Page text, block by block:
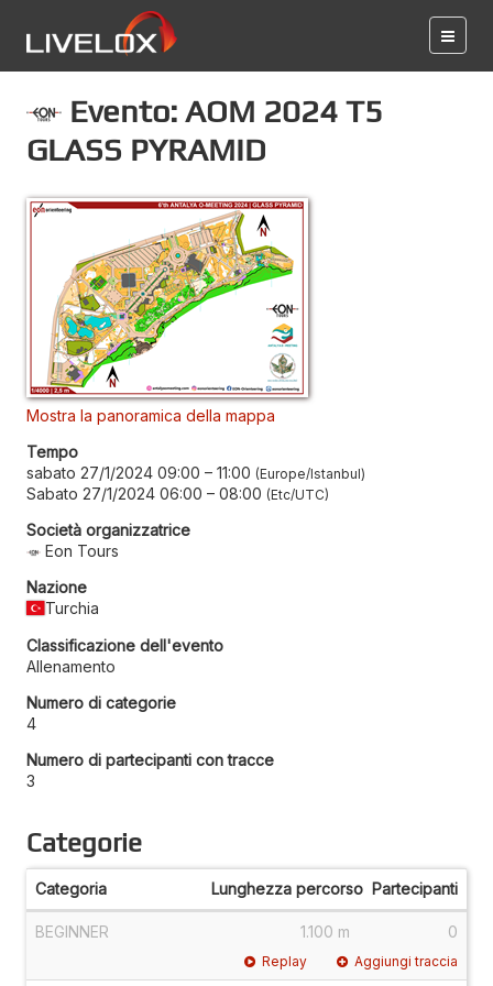
Evento: AOM 2024 T5
GLASS PYRAMID
Mostra la panoramica della mappa
Tempo
sabato 27/1/2024 09:00 – 11:00 Europe/Istanbul
Sabato 27/1/2024 06:00 – 08:00 Etc/UTC
Società organizzatrice
Eon Tours
Nazione
Turchia
Classificazione dell'evento
Allenamento
Numero di categorie
4
Numero di partecipanti con tracce
3
Categorie
Categoria Lunghezza percorso Partecipanti
BEGINNER 1.100 m 0
Replay Aggiungi traccia